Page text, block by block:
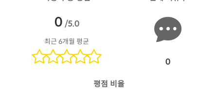
0 /5.0
최근 6개월 평균
0
평점 비율